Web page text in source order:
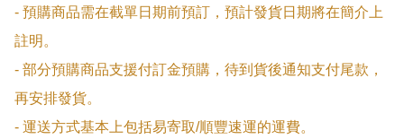
- 預購商品需在截單日期前預訂，預計發貨日期將在簡介上
註明。
- 部分預購商品支援付訂金預購，待到貨後通知支付尾款，
再安排發貨。
- 運送方式基本上包括易寄取/順豐速運的運費。